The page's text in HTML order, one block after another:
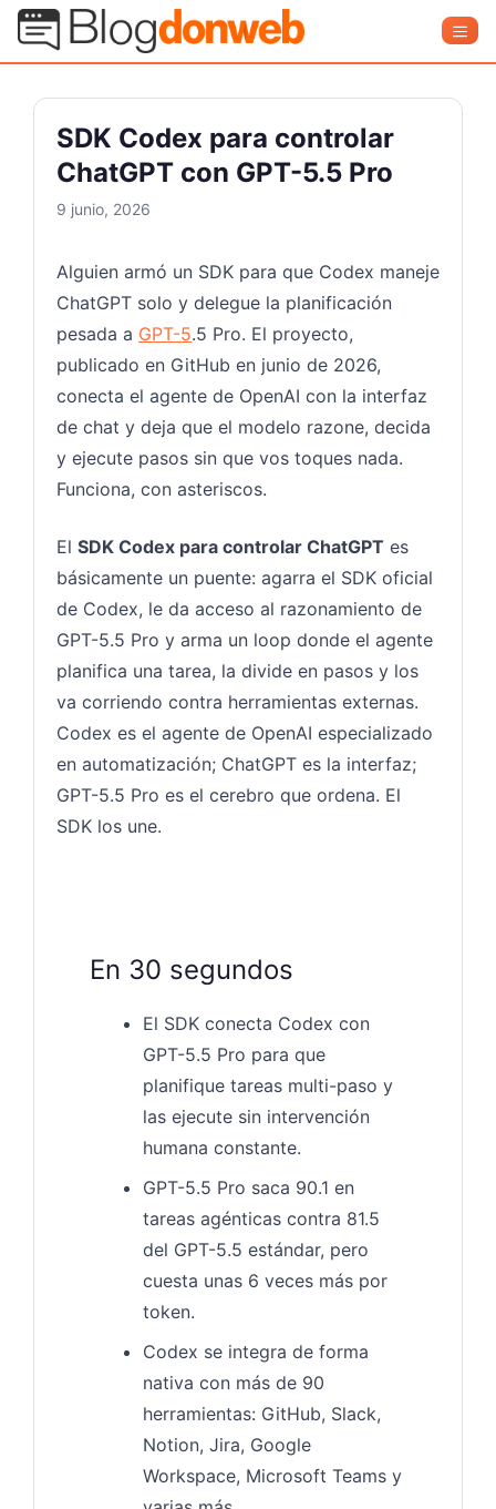
Saltar
contenido
Blog Donweb
SDK Codex para controlar
ChatGPT con GPT-5.5 Pro
9 junio, 2026
Alguien armó un SDK para que Codex maneje
ChatGPT solo y delegue la planificación
pesada a GPT-5.5 Pro. El proyecto,
publicado en GitHub en junio de 2026,
conecta el agente de OpenAI con la interfaz
de chat y deja que el modelo razone, decida
y ejecute pasos sin que vos toques nada.
Funciona, con asteriscos.
El SDK Codex para controlar ChatGPT es
básicamente un puente: agarra el SDK oficial
de Codex, le da acceso al razonamiento de
GPT-5.5 Pro y arma un loop donde el agente
planifica una tarea, la divide en pasos y los
va corriendo contra herramientas externas.
Codex es el agente de OpenAI especializado
en automatización; ChatGPT es la interfaz;
GPT-5.5 Pro es el cerebro que ordena. El
SDK los une.
En 30 segundos
El SDK conecta Codex con
GPT-5.5 Pro para que
planifique tareas multi-paso y
las ejecute sin intervención
humana constante.
GPT-5.5 Pro saca 90.1 en
tareas agénticas contra 81.5
del GPT-5.5 estándar, pero
cuesta unas 6 veces más por
token.
Codex se integra de forma
nativa con más de 90
herramientas: GitHub, Slack,
Notion, Jira, Google
Workspace, Microsoft Teams y